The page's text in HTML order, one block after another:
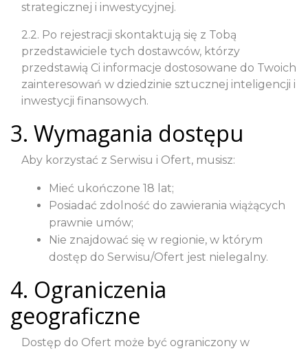
strategicznej i inwestycyjnej.
2.2. Po rejestracji skontaktują się z Tobą
przedstawiciele tych dostawców, którzy
przedstawią Ci informacje dostosowane do Twoich
zainteresowań w dziedzinie sztucznej inteligencji i
inwestycji finansowych.
3. Wymagania dostępu
Aby korzystać z Serwisu i Ofert, musisz:
Mieć ukończone 18 lat;
Posiadać zdolność do zawierania wiążących
prawnie umów;
Nie znajdować się w regionie, w którym
dostęp do Serwisu/Ofert jest nielegalny.
4. Ograniczenia
geograficzne
Dostęp do Ofert może być ograniczony w